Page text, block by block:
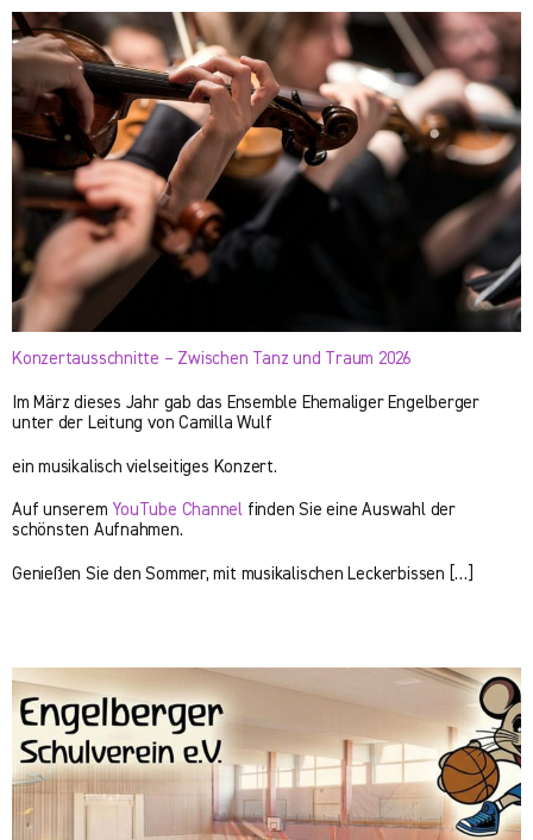
Konzertausschnitte – Zwischen Tanz und Traum 2026
Im März dieses Jahr gab das Ensemble Ehemaliger Engelberger
unter der Leitung von Camilla Wulf
ein musikalisch vielseitiges Konzert.
Auf unserem YouTube Channel finden Sie eine Auswahl der
schönsten Aufnahmen.
Genießen Sie den Sommer, mit musikalischen Leckerbissen […]